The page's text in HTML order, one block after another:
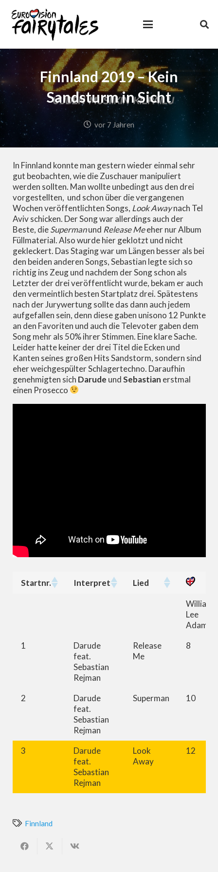
Finnland 2019 – Kein
Sandsturm in Sicht
vor 7 Jahren
In Finnland konnte man gestern wieder einmal sehr
gut beobachten, wie die Zuschauer manipuliert
werden sollten. Man wollte unbedingt aus den drei
vorgestellten, und schon über die vergangenen
Wochen veröffentlichten Songs, Look Awaynach Tel
Aviv schicken. Der Song war allerdings auch der
Beste, dieSupermanund Release Meeher nur Album
Füllmaterial. Also wurde hier geklotzt und nicht
gekleckert. Das Staging war um Längen besser als bei
den beiden anderen Songs, Sebastian legte sich so
richtig ins Zeug und nachdem der Song schon als
Letzter der drei veröffentlicht wurde, bekam er auch
den vermeintlich besten Startplatz drei. Spätestens
nach der Jurywertung sollte das dann auch jedem
aufgefallen sein, denn diese gaben unisono 12 Punkte
an den Favoriten und auch die Televoter gaben dem
Song mehr als 50% ihrer Stimmen. Eine klare Sache.
Leider hatte keiner der drei Titel die Ecken und
Kanten seines großen Hits Sandstorm, sondern sind
eher weichgespülter Schlagertechno. Daraufhin
genehmigten sich Darude undSebastian erstmal
einen Prosecco
Startnr. Interpret
Lied
William
Lee
Adams
1
Darude
feat.
Sebastian
Rejman
Release
Me
8
2
Darude
feat.
Sebastian
Rejman
Superman 10
3
Darude
feat.
Sebastian
Rejman
Look
Away
12
Finnland